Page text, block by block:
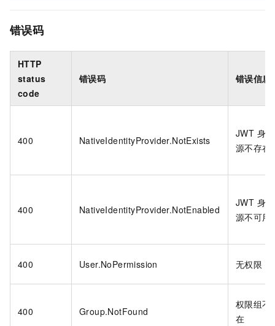
错误码
HTTP
status
code
错误码 错误信息
400 NativeIdentityProvider.NotExists
JWT 身份
源不存在
400 NativeIdentityProvider.NotEnabled
JWT 身份
源不可用
400 User.NoPermission 无权限
400 Group.NotFound
权限组不
在